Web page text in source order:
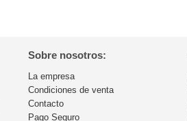
Sobre nosotros:
La empresa
Condiciones de venta
Contacto
Pago Seguro